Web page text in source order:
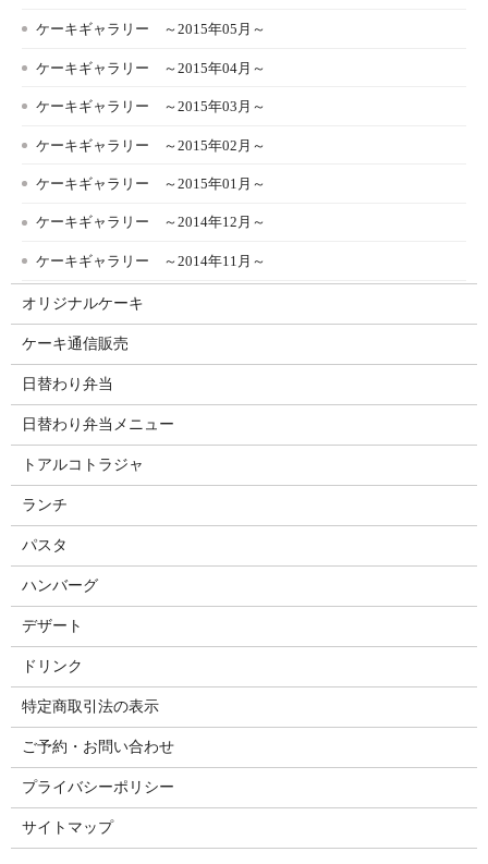
ケーキギャラリー ～2015年05月～
ケーキギャラリー ～2015年04月～
ケーキギャラリー ～2015年03月～
ケーキギャラリー ～2015年02月～
ケーキギャラリー ～2015年01月～
ケーキギャラリー ～2014年12月～
ケーキギャラリー ～2014年11月～
オリジナルケーキ
ケーキ通信販売
日替わり弁当
日替わり弁当メニュー
トアルコトラジャ
ランチ
パスタ
ハンバーグ
デザート
ドリンク
特定商取引法の表示
ご予約・お問い合わせ
プライバシーポリシー
サイトマップ